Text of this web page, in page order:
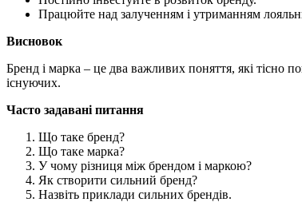
Працюйте над залученням і утриманням
Висновок
Бренд і марка – це два важливих поняття, які тісно
існуючих.
Часто задавані питання
Що таке бренд?
Що таке марка?
У чому різниця між брендом і маркою?
Як створити сильний бренд?
Назвіть приклади сильних брендів.